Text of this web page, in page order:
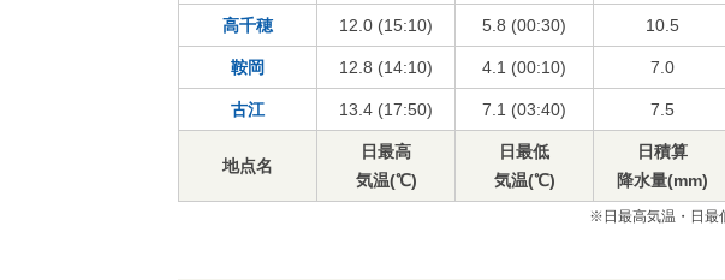
高千穂 12.0 (15:10) 5.8 (00:30) 10.5
鞍岡 12.8 (14:10) 4.1 (00:10) 7.0
古江 13.4 (17:50) 7.1 (03:40) 7.5
地点名
日最高
気温(℃)
日最低
気温(℃)
日積算
降水量(mm)
※日最高気温・日最